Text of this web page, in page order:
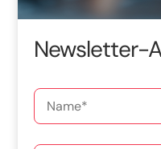
Newsletter-